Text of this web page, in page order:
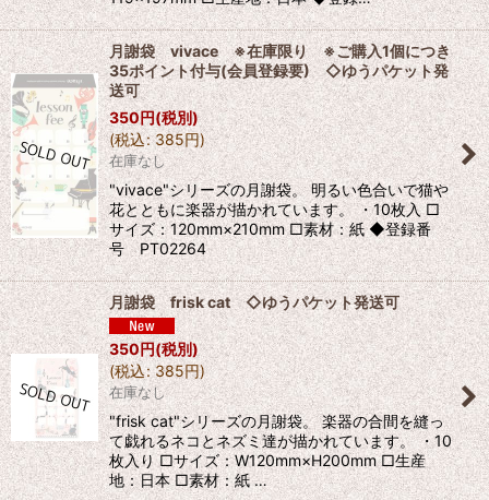
月謝袋 vivace ※在庫限り ※ご購入1個につき
35ポイント付与(会員登録要) ◇ゆうパケット発
送可
350円(税別)
(税込: 385円)
在庫なし
"vivace"シリーズの月謝袋。 明るい色合いで猫や
花とともに楽器が描かれています。 ・10枚入 □
サイズ：120mm×210mm □素材：紙 ◆登録番
号 PT02264
月謝袋 frisk cat ◇ゆうパケット発送可
350円(税別)
(税込: 385円)
在庫なし
"frisk cat"シリーズの月謝袋。 楽器の合間を縫っ
て戯れるネコとネズミ達が描かれています。 ・10
枚入り □サイズ：W120mm×H200mm □生産
地：日本 □素材：紙 …